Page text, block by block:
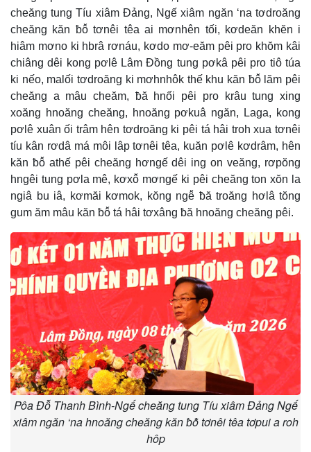
cheăng tung Tíu xiâm Đảng, Ngế xiâm ngăn ‘na tơdroăng
cheăng kăn ƀô̆ tơnêi têa ai mơnhên tối, kơdeăn khĕn i
hiâm mơno ki hbrâ rơnáu, kơdo mơ-eăm pêi pro khŏm kâi
chiâng dêi kong pơlê Lâm Đồng tung pơkâ pêi pro tiô túa
ki nếo, malối tơdroăng ki mơhnhôk thế khu kăn ƀô̆ lăm pêi
cheăng a mâu cheăm, ƀă hnối pêi pro krâu tung xing
xoăng hnoăng cheăng, hnoăng pơkuâ ngăn, Laga, kong
pơlê xuân ối trâm hên tơdroăng ki pêi tá hâi troh xua tơnêi
tíu kân rơdâ má môi lâp tơnêi têa, kuăn pơlê kơdrâm, hên
kăn ƀô̆ athế pêi cheăng hơngế dêi ing on veăng, rơpŏng
hngêi tung pơla mê, kơxô̆ mơngế ki pêi cheăng ton xŏn la
ngiâ bu iâ, kơmăi kơmok, kŏng ngê̆ ƀă troăng hơlâ tŏng
gum ăm mâu kăn ƀô̆ tá hâi tơxâng ƀă hnoăng cheăng pêi.
Pôa Đỗ Thanh Bình-Ngế cheăng tung Tíu xiâm Đảng Ngế
xiâm ngăn ‘na hnoăng cheăng kăn ƀô̆ tơnêi têa tơpui a roh
hôp